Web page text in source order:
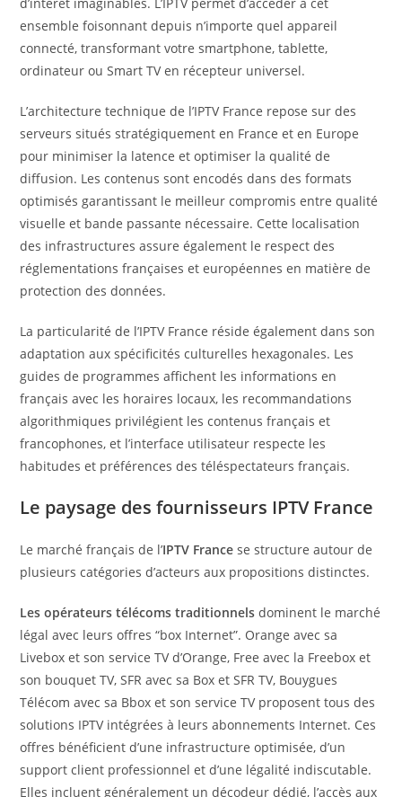
ensemble foisonnant depuis n’importe quel appareil
connecté, transformant votre smartphone, tablette,
ordinateur ou Smart TV en récepteur universel.
L’architecture technique de l’IPTV France repose sur des
serveurs situés stratégiquement en France et en Europe
pour minimiser la latence et optimiser la qualité de
diffusion. Les contenus sont encodés dans des formats
optimisés garantissant le meilleur compromis entre qualité
visuelle et bande passante nécessaire. Cette localisation
des infrastructures assure également le respect des
réglementations françaises et européennes en matière de
protection des données.
La particularité de l’IPTV France réside également dans son
adaptation aux spécificités culturelles hexagonales. Les
guides de programmes affichent les informations en
français avec les horaires locaux, les recommandations
algorithmiques privilégient les contenus français et
francophones, et l’interface utilisateur respecte les
habitudes et préférences des téléspectateurs français.
Le paysage des fournisseurs IPTV France
Le marché français de l’IPTV France se structure autour de
plusieurs catégories d’acteurs aux propositions distinctes.
Les opérateurs télécoms traditionnels dominent le marché
légal avec leurs offres “box Internet”. Orange avec sa
Livebox et son service TV d’Orange, Free avec la Freebox et
son bouquet TV, SFR avec sa Box et SFR TV, Bouygues
Télécom avec sa Bbox et son service TV proposent tous des
solutions IPTV intégrées à leurs abonnements Internet. Ces
offres bénéficient d’une infrastructure optimisée, d’un
support client professionnel et d’une légalité indiscutable.
Elles incluent généralement un décodeur dédié, l’accès aux